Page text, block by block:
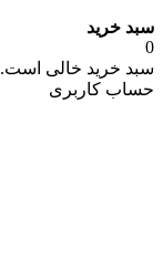
سبد خرید
0
سبد خرید خالی است.
حساب کاربری